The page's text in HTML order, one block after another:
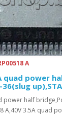
A
quad power
power half
A,40V 3.5A quad